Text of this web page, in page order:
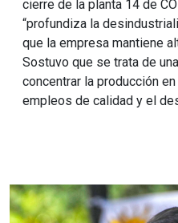
cierre de la planta 14 de
“profundiza la
que la empresa mantiene
Sostuvo que se trata de
concentrar la producción
empleos de calidad y el
Imagen